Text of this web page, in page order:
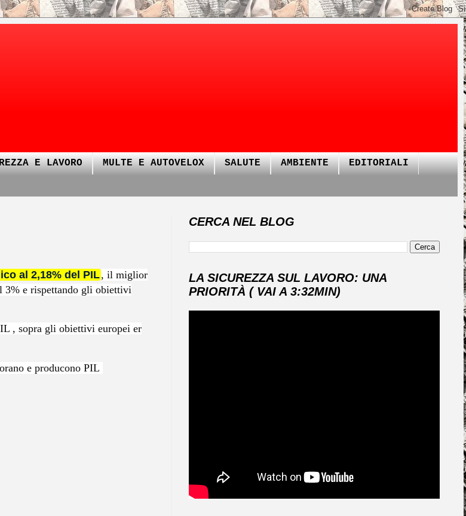
E LAVORO MULTE E AUTOVELOX SALUTE AMBIENTE EDITORIALI
al 2,18% del PIL, il miglior
3% e rispettando gli obiettivi
, sopra gli obiettivi europei er
e producono PIL
CERCA NEL BLOG
LA SICUREZZA SUL LAVORO: UNA
PRIORITÀ ( VAI A 3:32MIN)